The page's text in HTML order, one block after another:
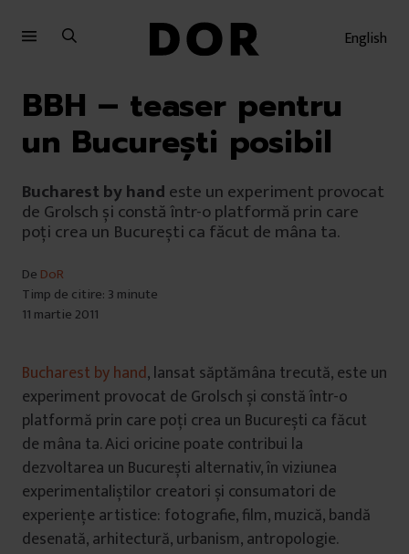
English
BBH – teaser pentru
un Bucureşti posibil
Bucharest by handeste un experiment provocat
de Grolsch și constă într-o platformă prin care
poți crea un București ca făcut de mâna ta.
De DoR
Timp de citire: 3 minute
11 martie 2011
Bucharest by hand, lansat săptămâna trecută, este un
experiment provocat de Grolsch și constă într-o
platformă prin care poți crea un București ca făcut
de mâna ta. Aici oricine poate contribui la
dezvoltarea un București alternativ, în viziunea
experimentaliștilor creatori și consumatori de
experiențe artistice: fotografie, film, muzică, bandă
desenată, arhitectură, urbanism, antropologie.